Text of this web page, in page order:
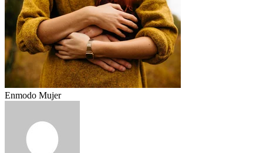
Enmodo Mujer